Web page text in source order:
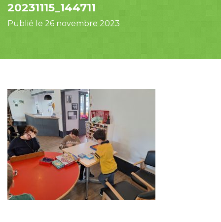
20231115_144711
Publié le 26 novembre 2023